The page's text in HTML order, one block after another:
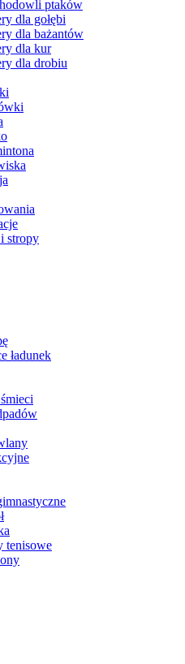
ptaków
dla gołębi
dla bażantów
dla kur
dla drobiu
stropy
ładunek
tenisowe